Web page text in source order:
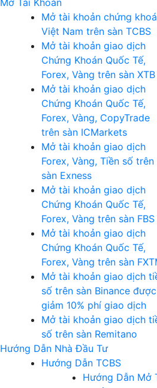
Mở tài khoản chứng
Việt Nam trên sàn TCBS
Mở tài khoản giao dịch
Chứng Khoán Quốc Tế,
Forex, Vàng trên sàn XTB
Mở tài khoản giao dịch
Chứng Khoán Quốc Tế,
Forex, Vàng, CopyTrade
trên sàn ICMarkets
Mở tài khoản giao dịch
Forex, Vàng, Tiền số trên
sàn Exness
Mở tài khoản giao dịch
Chứng Khoán Quốc Tế,
Forex, Vàng trên sàn FBS
Mở tài khoản giao dịch
Chứng Khoán Quốc Tế,
Forex, Vàng trên sàn
Mở tài khoản giao dịch
số trên sàn Binance được
giảm 10% phí giao dịch
Mở tài khoản giao dịch
số trên sàn Remitano
Hướng Dẫn Nhà Đầu Tư
Hướng Dẫn TCBS
Hướng Dẫn Mở